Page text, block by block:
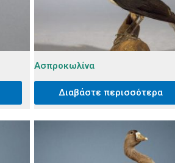
Ασπροκωλίνα
Διαβάστε περισσότερα